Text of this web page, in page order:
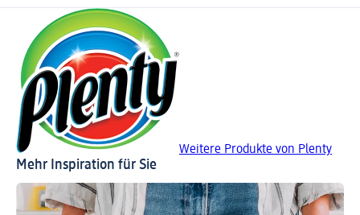
Weitere Produkte von Plenty
Mehr Inspiration für Sie